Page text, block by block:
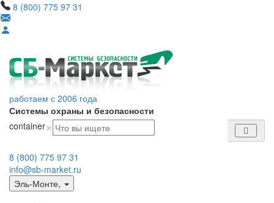
8 (800) 775 97 31
работаем с 2006 года
Системы охраны и безопасности
container×
8 (800) 775 97 31
info@sb-market.ru
Эль-Монте,